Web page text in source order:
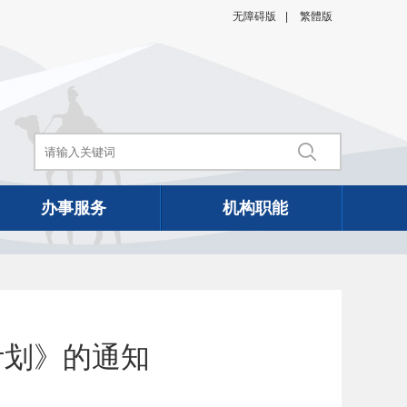
无障碍版 繁體版
办事服务 机构职能
》的通知